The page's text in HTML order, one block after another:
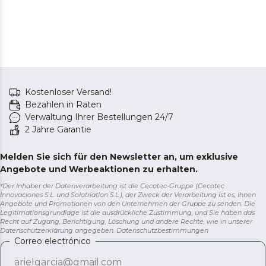
Kostenloser Versand!
Bezahlen in Raten
Verwaltung Ihrer Bestellungen 24/7
2 Jahre Garantie
Melden Sie sich für den Newsletter an, um exklusive
Angebote und Werbeaktionen zu erhalten.
*Der Inhaber der Datenverarbeitung ist die Cecotec-Gruppe (Cecotec
Innovaciones S.L. und Solotriatlon S.L.), der Zweck der Verarbeitung ist es, Ihnen
Angebote und Promotionen von den Unternehmen der Gruppe zu senden. Die
Legitimationsgrundlage ist die ausdrückliche Zustimmung, und Sie haben das
Recht auf Zugang, Berichtigung, Löschung und andere Rechte, wie in unserer
Datenschutzerklärung angegeben. Datenschutzbestimmungen
Correo electrónico